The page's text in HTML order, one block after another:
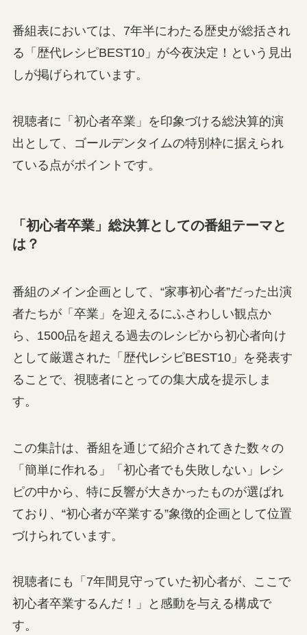
番組表においては、7年半にわたる歴史が総括され
る「歴代レシピBEST10」が今夜決定！という見出
しが掲げられています。
視聴者に「初心者卒業」を印象づける総決算的演
出として、ゴールデンタイムの特別枠に据えられ
ている点がポイントです。
「初心者卒業」総決算としての番組テーマと
は？
番組のメイン企画として、“家事初心者”だった出演
者たちが「卒業」を迎えるにふさわしい観点か
ら、1500品を超える過去のレシピから初心者向け
として厳選された「歴代レシピBEST10」を発表す
ることで、視聴者にとっての集大成を提示しま
す。
この集計は、番組を通じて紹介されてきた数々の
「簡単に作れる」「初心者でも失敗しない」レシ
ピの中から、特に反響が大きかったものが選ばれ
ており、“初心者が卒業する”象徴的企画として位置
づけられています。
視聴者にも「7年間見守っていた初心者が、ここで
初心者卒業するんだ！」と感動を与える構成で
す。